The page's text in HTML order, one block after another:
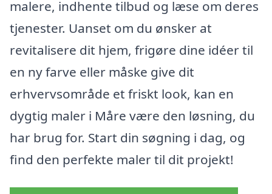
malere, indhente tilbud og læse om deres
tjenester. Uanset om du ønsker at
revitalisere dit hjem, frigøre dine idéer til
en ny farve eller måske give dit
erhvervsområde et friskt look, kan en
dygtig maler i Måre være den løsning, du
har brug for. Start din søgning i dag, og
find den perfekte maler til dit projekt!